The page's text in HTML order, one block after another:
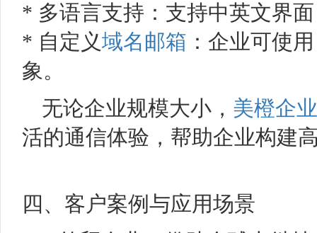
* 多语言支持：支持中英文界
* 自定义域名 邮箱 ：企业可使
象。
无论企业规模大小， 美橙企
活的通信体验，帮助企业构建
四、客户案例与应用场景